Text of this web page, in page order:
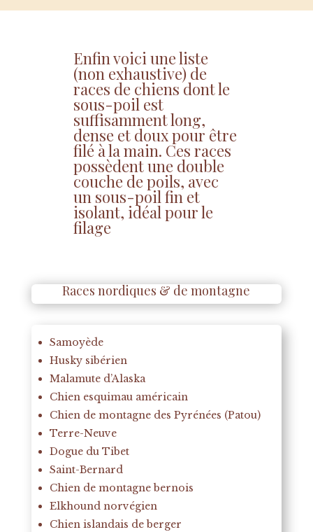
Enfin voici une liste
(non exhaustive) de
races de chiens dont le
sous-poil est
suffisamment long,
dense et doux pour être
filé à la main. Ces races
possèdent une double
couche de poils, avec
un sous-poil fin et
isolant, idéal pour le
filage
Races nordiques & de montagne
Samoyède
Husky sibérien
Malamute d’Alaska
Chien esquimau américain
Chien de montagne des Pyrénées (Patou)
Terre-Neuve
Dogue du Tibet
Saint-Bernard
Chien de montagne bernois
Elkhound norvégien
Chien islandais de berger